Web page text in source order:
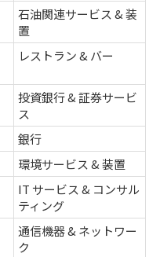
石油関連サービス & 装
置
レストラン & バー
投資銀行 & 証券サービ
ス
銀行
環境サービス & 装置
IT サービス & コンサル
ティング
通信機器 & ネットワー
ク